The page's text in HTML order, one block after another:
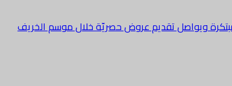
ويواصل تقديم عروض حصريّة خلال موسم الخريف